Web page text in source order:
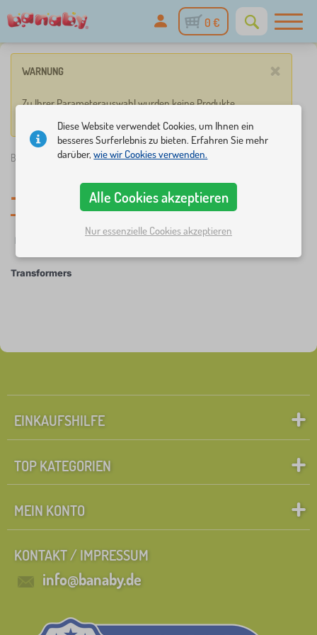
0 €
×
WARNUNG
Zu Ihrer Parameterauswahl wurden keine Produkte
Banaby.de » Transformers
Transformers
Filter Märchenfiguren
FILTERN
Transformers
EINKAUFSHILFE
TOP KATEGORIEN
MEIN KONTO
KONTAKT / IMPRESSUM
info@banaby.de
Diese Website verwendet Cookies, um Ihnen ein
besseres Surferlebnis zu bieten. Erfahren Sie mehr
darüber,wie wir Cookies verwenden.
Alle Cookies akzeptieren
Nur essenzielle Cookies akzeptieren